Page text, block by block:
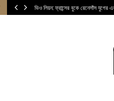
আঙ্কারা: তুরস্কের এক অনন্য শহরের গল্প